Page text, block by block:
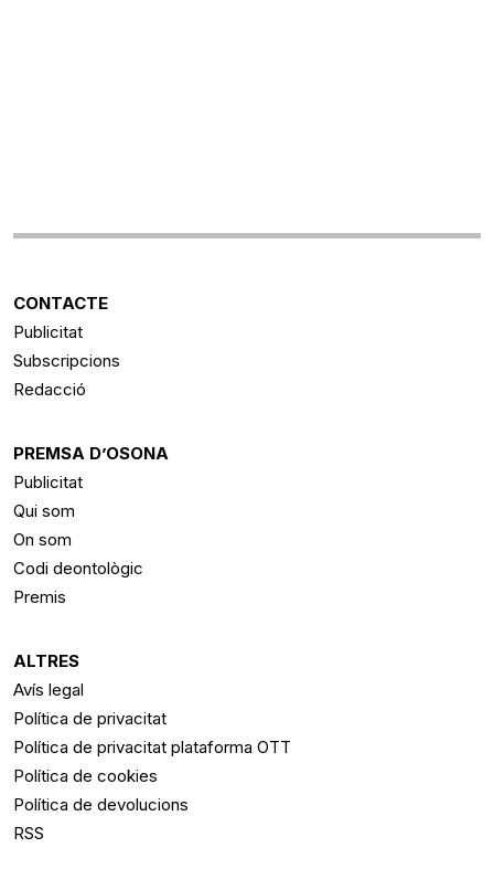
CONTACTE
Publicitat
Subscripcions
Redacció
PREMSA D’OSONA
Publicitat
Qui som
On som
Codi deontològic
Premis
ALTRES
Avís legal
Política de privacitat
Política de privacitat plataforma OTT
Política de cookies
Política de devolucions
RSS